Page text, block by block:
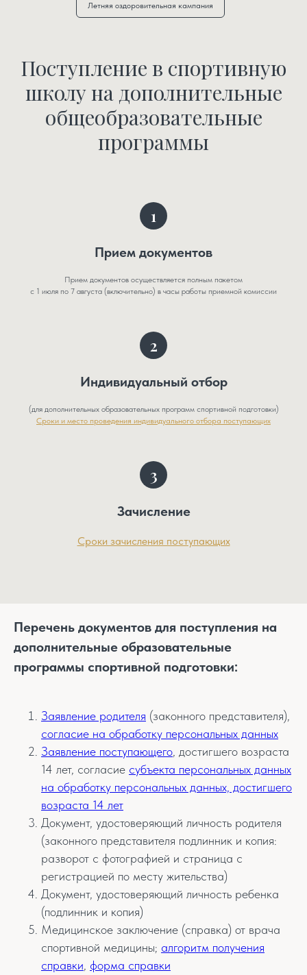
Летняя оздоровительная кампания
Поступление в спортивную
школу на дополнительные
общеобразовательные
программы
Прием документов
Прием документов осуществляется полным пакетом
с 1 июля по 7 августа (включительно) в часы работы приемной комиссии
Индивидуальный отбор
(для дополнительных образовательных программ спортивной подготовки)
Сроки и место проведения индивидуального отбора поступающих
Зачисление
Сроки зачисления поступающих
Перечень документов для поступления на
дополнительные образовательные
программы спортивной подготовки:
Заявление родителя (законного представителя),
согласие на обработку персональных данных
Заявление поступающего , достигшего возраста
14 лет, согласие субъекта персональных данных
на обработку персональных данных, достигшего
возраста 14 лет
Документ, удостоверяющий личность родителя
(законного представителя подлинник и копия:
разворот с фотографией и страница с
регистрацией по месту жительства)
Документ, удостоверяющий личность ребенка
(подлинник и копия)
Медицинское заключение (справка) от врача
спортивной медицины; алгоритм получения
справки форма справки